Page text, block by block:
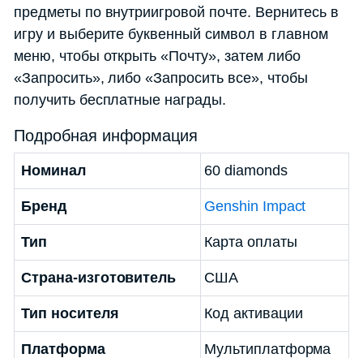
предметы по внутриигровой почте. Вернитесь в
игру и выберите буквенный символ в главном
меню, чтобы открыть «Почту», затем либо
«Запросить», либо «Запросить все», чтобы
получить бесплатные награды.
Подробная информация
Номинал 60 diamonds
Бренд Genshin Impact
Тип Карта оплаты
Страна-изготовитель США
Тип носителя Код активации
Платформа Мультиплатформа